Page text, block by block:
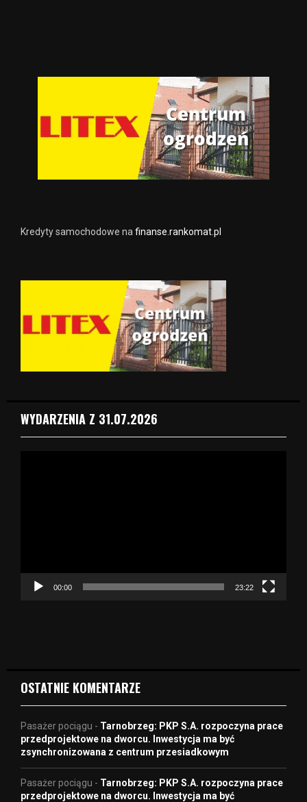
Kredyty samochodowe na finanse.rankomat.pl
WYDARZENIA Z 31.07.2026
c
00:00 23:22
OSTATNIE KOMENTARZE
Pasażer pociągu - Tarnobrzeg: PKP S.A. rozpoczyna prace
przedprojektowe na dworcu. Inwestycja ma być
zsynchronizowana z centrum przesiadkowym
Pasażer pociągu - Tarnobrzeg: PKP S.A. rozpoczyna prace
przedprojektowe na dworcu. Inwestycja ma być